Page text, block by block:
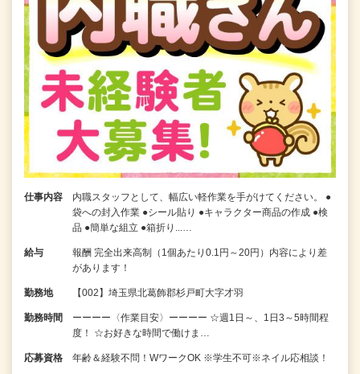
仕事内容
内職スタッフとして、幅広い軽作業を手がけてください。 ●
袋への封入作業 ●シール貼り ●キャラクター商品の作成 ●検
品 ●簡単な組立 ●箱折り...…
給与
報酬 完全出来高制（1個あたり0.1円～20円）内容により差
があります！
勤務地 【002】埼玉県北葛飾郡杉戸町大字才羽
勤務時間
ーーーー〈作業目安〉ーーーー ☆週1日～、1日3～5時間程
度！ ☆お好きな時間で働けま…
応募資格 年齢＆経験不問！WワークOK ※学生不可※ネイル応相談！